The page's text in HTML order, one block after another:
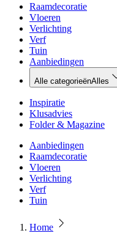
Raamdecoratie
Vloeren
Verlichting
Verf
Tuin
Aanbiedingen
Alle categorieënAlles
Inspiratie
Klusadvies
Folder & Magazine
Aanbiedingen
Raamdecoratie
Vloeren
Verlichting
Verf
Tuin
Home